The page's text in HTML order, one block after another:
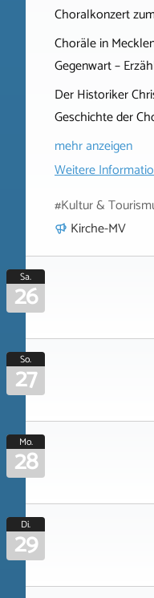
Choralkonzert
Choräle in
Gegenwart –
Der Historiker
Geschichte der
mehr anzeigen
Weitere
#Kultur &
Kirche-MV
Sa.
26
So.
27
Mo.
28
Di.
29